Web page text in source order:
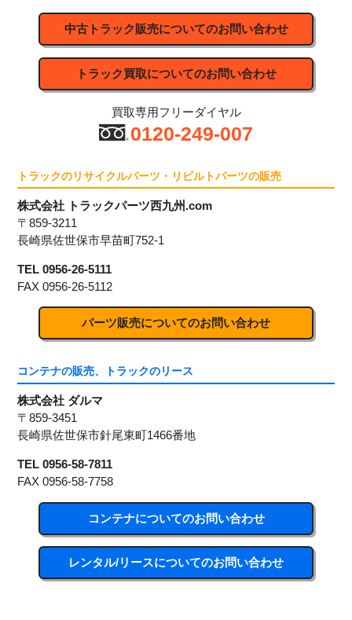
中古トラック販売についてのお問い合わせ
トラック買取についてのお問い合わせ
買取専用フリーダイヤル
0120-249-007
トラックのリサイクルパーツ・リビルトパーツの販売
株式会社 トラックパーツ西九州.com
〒859-3211
長崎県佐世保市早苗町752-1
TEL 0956-26-5111
FAX 0956-26-5112
パーツ販売についてのお問い合わせ
コンテナの販売、トラックのリース
株式会社 ダルマ
〒859-3451
長崎県佐世保市針尾東町1466番地
TEL 0956-58-7811
FAX 0956-58-7758
コンテナについてのお問い合わせ
レンタル/リースについてのお問い合わせ